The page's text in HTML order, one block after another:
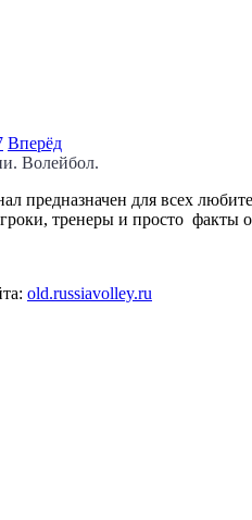
Вперёд
предназначен для всех
тренеры и просто факты
old.russiavolley.ru